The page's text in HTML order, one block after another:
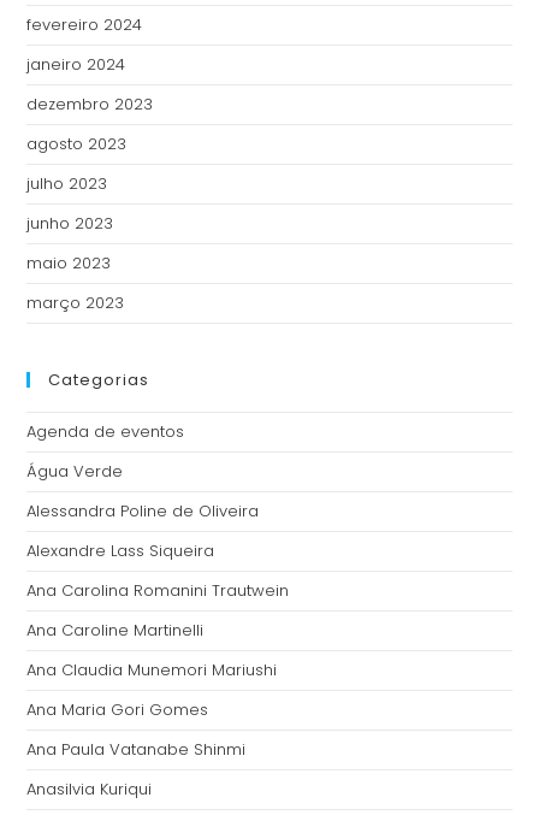
fevereiro 2024
janeiro 2024
dezembro 2023
agosto 2023
julho 2023
junho 2023
maio 2023
março 2023
Categorias
Agenda de eventos
Água Verde
Alessandra Poline de Oliveira
Alexandre Lass Siqueira
Ana Carolina Romanini Trautwein
Ana Caroline Martinelli
Ana Claudia Munemori Mariushi
Ana Maria Gori Gomes
Ana Paula Vatanabe Shinmi
Anasilvia Kuriqui